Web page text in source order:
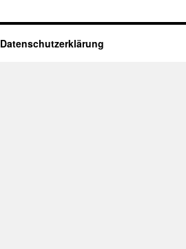
Datenschutz­erklärung